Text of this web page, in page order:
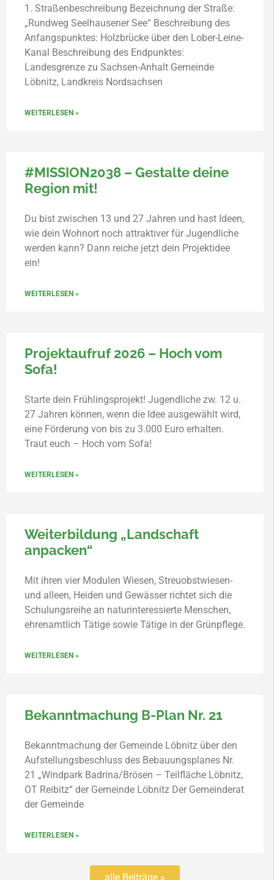
1. Straßenbeschreibung Bezeichnung der Straße:
„Rundweg Seelhausener See“ Beschreibung des
Anfangspunktes: Holzbrücke über den Lober-Leine-
Kanal Beschreibung des Endpunktes:
Landesgrenze zu Sachsen-Anhalt Gemeinde
Löbnitz, Landkreis Nordsachsen
WEITERLESEN »
#MISSION2038 – Gestalte deine
Region mit!
Du bist zwischen 13 und 27 Jahren und hast Ideen,
wie dein Wohnort noch attraktiver für Jugendliche
werden kann? Dann reiche jetzt dein Projektidee
ein!
WEITERLESEN »
Projektaufruf 2026 – Hoch vom
Sofa!
Starte dein Frühlingsprojekt! Jugendliche zw. 12 u.
27 Jahren können, wenn die Idee ausgewählt wird,
eine Förderung von bis zu 3.000 Euro erhalten.
Traut euch – Hoch vom Sofa!
WEITERLESEN »
Weiterbildung „Landschaft
anpacken“
Mit ihren vier Modulen Wiesen, Streuobstwiesen-
und alleen, Heiden und Gewässer richtet sich die
Schulungsreihe an naturinteressierte Menschen,
ehrenamtlich Tätige sowie Tätige in der Grünpflege.
WEITERLESEN »
Bekanntmachung B-Plan Nr. 21
Bekanntmachung der Gemeinde Löbnitz über den
Aufstellungsbeschluss des Bebauungsplanes Nr.
21 „Windpark Badrina/Brösen – Teilfläche Löbnitz,
OT Reibitz“ der Gemeinde Löbnitz Der Gemeinderat
der Gemeinde
WEITERLESEN »
alle Beiträge »